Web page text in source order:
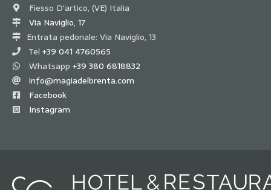
Fiesso D'artico, (VE) Italia
Via Naviglio, 17
Entrata pedonale: Via Naviglio, 13
Tel +39 041 4760565
Whatsapp +39 380 6818832
info@magiadelbrenta.com
Facebook
Instagram